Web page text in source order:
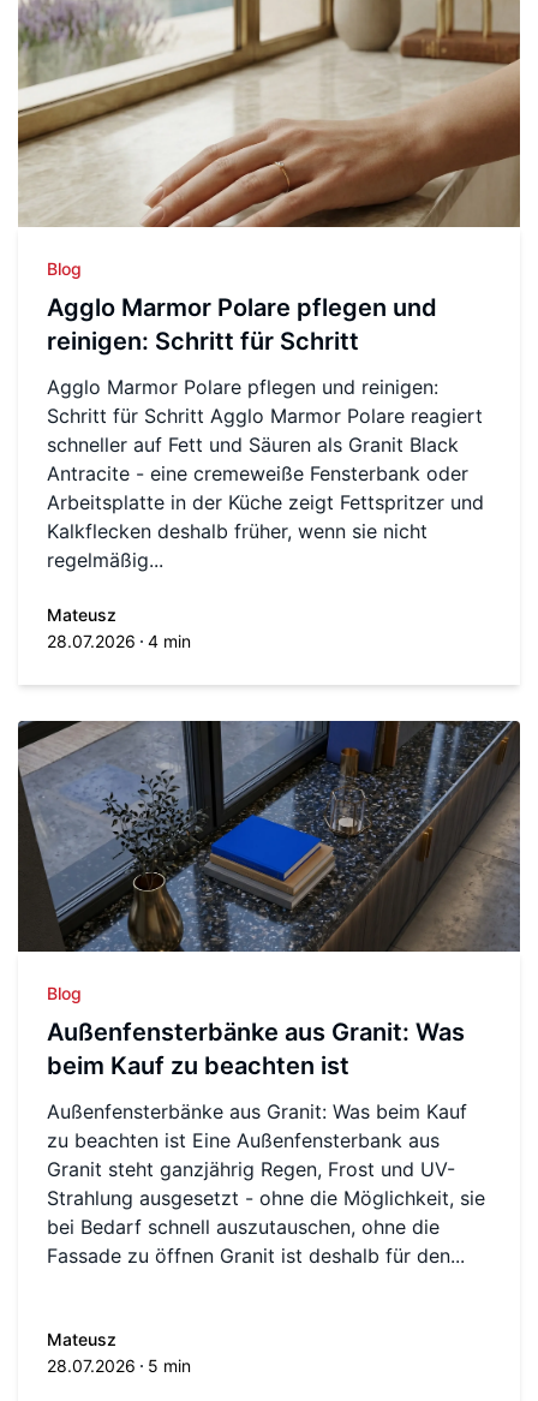
Blog
Agglo Marmor Polare pflegen und
reinigen: Schritt für Schritt
Agglo Marmor Polare pflegen und reinigen:
Schritt für Schritt Agglo Marmor Polare reagiert
schneller auf Fett und Säuren als Granit Black
Antracite - eine cremeweiße Fensterbank oder
Arbeitsplatte in der Küche zeigt Fettspritzer und
Kalkflecken deshalb früher, wenn sie nicht
regelmäßig...
Mateusz
28.07.2026
4 min
Blog
Außenfensterbänke aus Granit: Was
beim Kauf zu beachten ist
Außenfensterbänke aus Granit: Was beim Kauf
zu beachten ist Eine Außenfensterbank aus
Granit steht ganzjährig Regen, Frost und UV-
Strahlung ausgesetzt - ohne die Möglichkeit, sie
bei Bedarf schnell auszutauschen, ohne die
Fassade zu öffnen Granit ist deshalb für den...
Mateusz
28.07.2026
5 min